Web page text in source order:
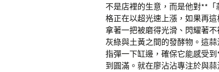
不是店裡的生意，而是他對**
格正在以超光速上漲，如果再
拿著一把被磨得光滑、閃耀著
灰綠與土黃之間的發酵物。這
指彈一下缸邊，確保它能感受
到圓滿。就在廖沾沾專注於與